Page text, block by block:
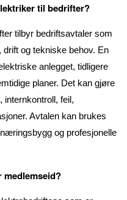
til bedrifter?
tilbyr bedriftsavtaler som
og tekniske behov. En
anlegget, tidligere
planer. Det kan gjøre
internkontroll, feil,
Avtalen kan brukes
og profesjonelle
medlemseid?